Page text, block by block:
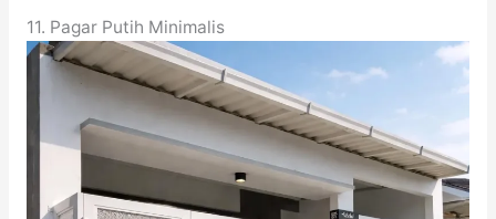
11. Pagar Putih Minimalis